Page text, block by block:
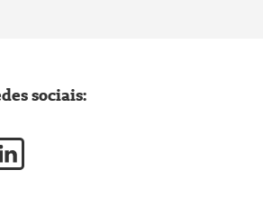
sociais: